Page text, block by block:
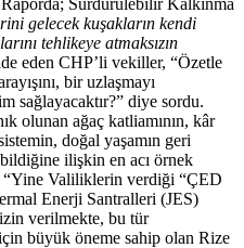
Raporda; Sürdürülebilir Kalkınma
gelecek kuşakların kendi
tehlikeye atmaksızın
eden CHP’li vekiller, “Özetle
bir uzlaşmayı
sağlayacaktır?” diye sordu.
olunan ağaç katliamının, kâr
doğal yaşamın geri
ilişkin en acı örnek
Valiliklerin verdiği “ÇED
Enerji Santralleri (JES)
verilmekte, bu tür
büyük öneme sahip olan Rize